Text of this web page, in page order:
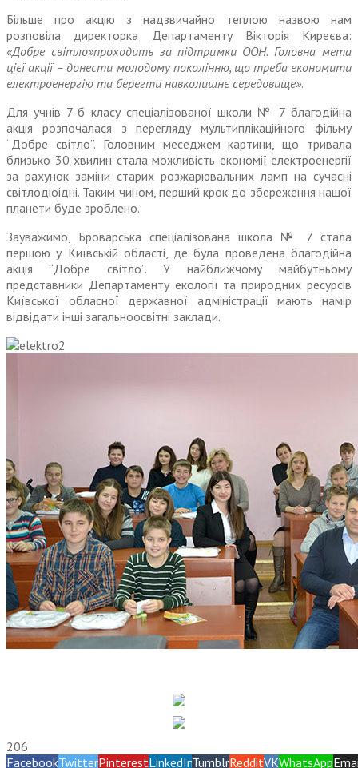
Більше про акцію з надзвичайно теплою назвою нам
розповіла директорка Департаменту Вікторія Киреєва:
«Добре світло»проходить за підтримки ООН. Головна мета
цієї акції – донести молодому поколінню, що треба економити
електроенергію та берегти навколишнє середовище».
Для учнів 7-б класу спеціалізованої школи № 7 благодійна
акція розпочалася з перегляду мультиплікаційного фільму
“Добре світло”. Головним меседжем картини, що тривала
близько 30 хвилин стала можливість економії електроенергії
за рахунок заміни старих розжарювальних ламп на сучасні
світлодіоідні. Таким чином, перший крок до збереження нашої
планети буде зроблено.
Зауважимо, Броварська спеціалізована школа № 7 стала
першою у Київській області, де була проведена благодійна
акція “Добре світло”. У найближчому майбутньому
представники Департаменту екології та природних ресурсів
Київської обласної державної адміністрації мають намір
відвідати інші загальноосвітні заклади.
206
FacebookTwitterPinterestLinkedInTumblrRedditVKWhatsApp